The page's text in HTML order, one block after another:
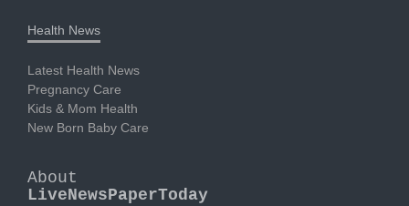
Health News
Latest Health News
Pregnancy Care
Kids & Mom Health
New Born Baby Care
About
LiveNewsPaperToday